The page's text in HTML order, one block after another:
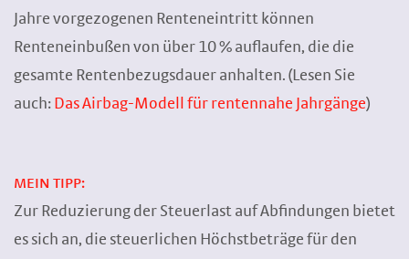
Jahre vorgezogenen Renteneintritt können
Renteneinbußen von über 10 % auflaufen, die die
gesamte Rentenbezugsdauer anhalten. (Lesen Sie
auch: Das Airbag-Modell für rentennahe Jahrgänge)
MEIN TIPP:
Zur Reduzierung der Steuerlast auf Abfindungen bietet
es sich an, die steuerlichen Höchstbeträge für den